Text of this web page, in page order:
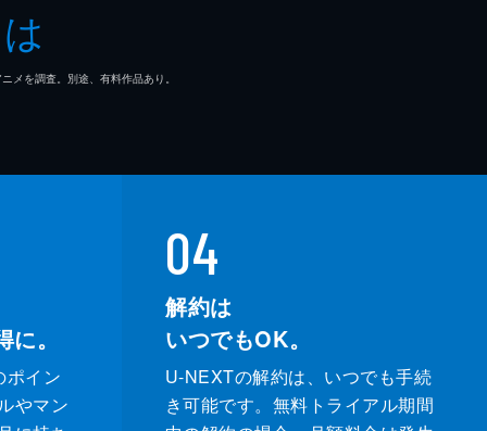
を調査。別途、有料作品あり。
。
ポイン
やマン
04
解約は
いつでもOK。
U-NEXTの解約は、いつでも手続
き可能です。無料トライアル期間